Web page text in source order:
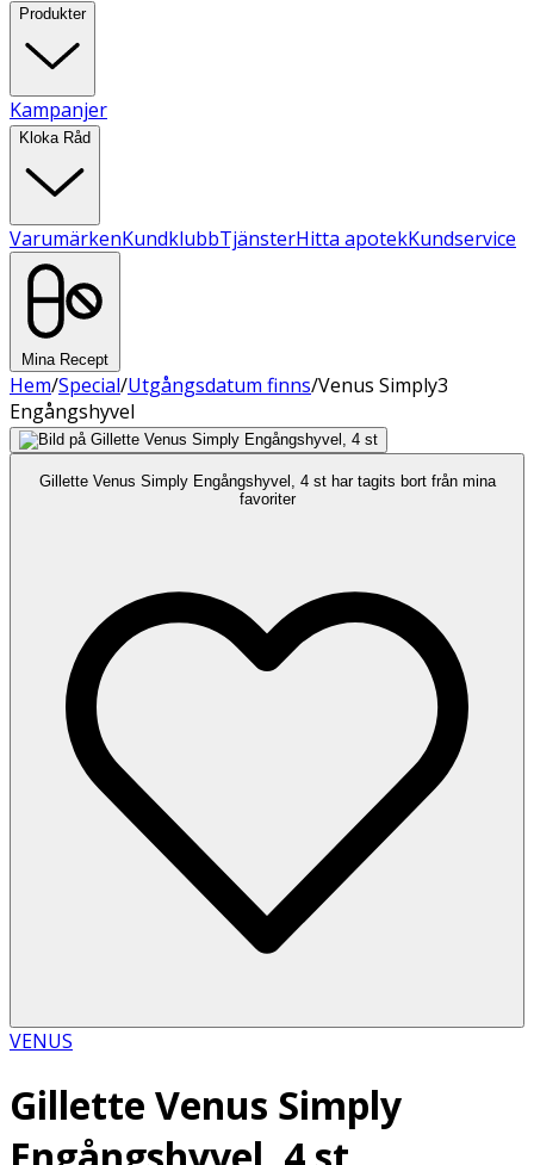
Produkter
Kampanjer
Kloka Råd
VarumärkenKundklubbTjänsterHitta apotekKundservice
Mina Recept
Hem/Special/Utgångsdatum finns/Venus Simply3
Engångshyvel
Gillette Venus Simply Engångshyvel, 4 st har tagits bort från mina
favoriter
VENUS
Gillette Venus Simply